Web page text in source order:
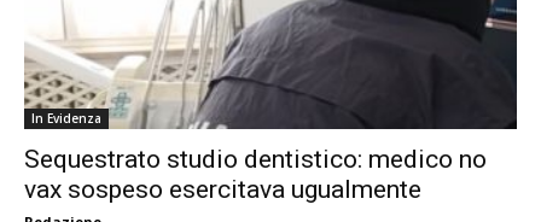
In Evidenza
Sequestrato studio dentistico: medico no
vax sospeso esercitava ugualmente